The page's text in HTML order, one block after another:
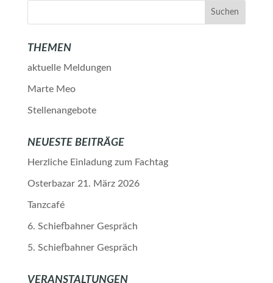
THEMEN
aktuelle Meldungen
Marte Meo
Stellenangebote
NEUESTE BEITRÄGE
Herzliche Einladung zum Fachtag
Osterbazar 21. März 2026
Tanzcafé
6. Schiefbahner Gespräch
5. Schiefbahner Gespräch
VERANSTALTUNGEN